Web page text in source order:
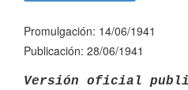
Promulgación: 14/06/1941
Publicación: 28/06/1941
Versión oficial